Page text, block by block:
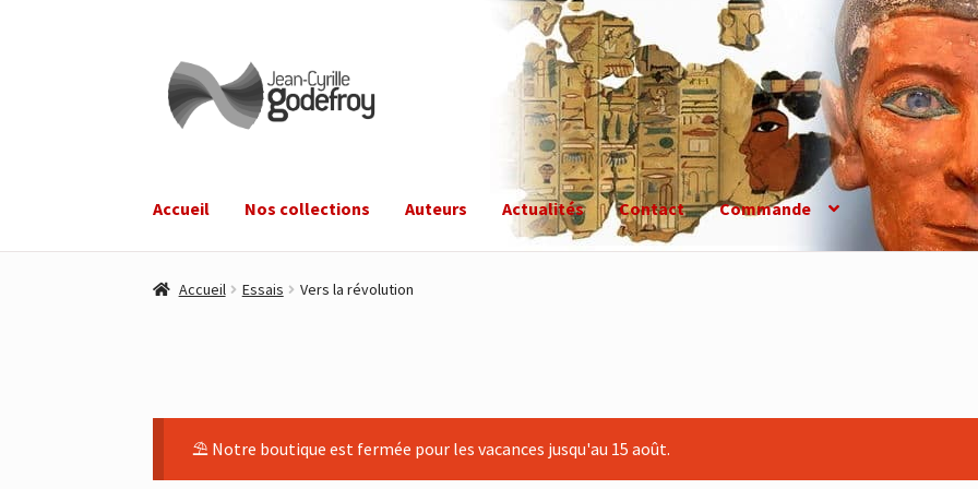
Aller
Aller
au
contenu
Accueil Nos collections Auteurs Actualités Contact Commande
Accueil Essais Vers la révolution
⛱ Notre boutique est fermée pour les vacances jusqu'au 15 août.